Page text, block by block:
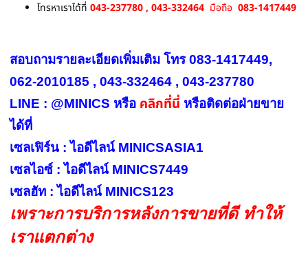
โทรหาเราได้ที่ 043-237780 , 043-332464 มือถือ 083-1417449
สอบถามรายละเอียดเพิ่มเติม โทร 083-1417449,
062-2010185 , 043-332464 , 043-237780
LINE : @MINICS หรือ คลิกที่นี่ หรือติดต่อฝ่ายขาย
ได้ที่
เซลเฟิร์น : ไอดีไลน์ MINICSASIA1
เซลไอซ์ : ไอดีไลน์ MINICS7449
เซลฮัท : ไอดีไลน์ MINICS123
เพราะการบริการหลังการขายที่ดี ทำให้
เราแตกต่าง